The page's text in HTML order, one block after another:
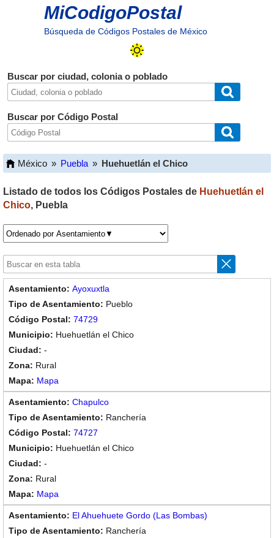
MiCodigoPostal
Búsqueda de Códigos Postales de México
Buscar por ciudad, colonia o poblado
Buscar por Código Postal
México » Puebla » Huehuetlán el Chico
Listado de todos los Códigos Postales de Huehuetlán el
Chico, Puebla
Ayoxuxtla
Pueblo
74729
Huehuetlán el Chico
-
Rural
Mapa
Chapulco
Ranchería
74727
Huehuetlán el Chico
-
Rural
Mapa
El Ahuehuete Gordo (Las Bombas)
Ranchería